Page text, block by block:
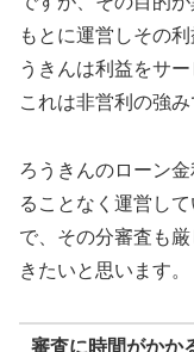
もとに運営しその
うきんは利益をサ
これは非営利の強み
ろうきんのローン
ることなく運営し
で、その分審査も
きたいと思います。
審査に時間がかか